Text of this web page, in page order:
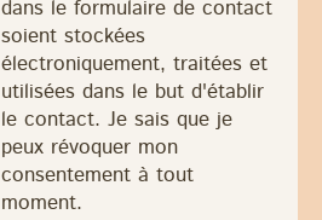
dans le formulaire de contact
soient stockées
électroniquement, traitées et
utilisées dans le but d'établir
le contact. Je sais que je
peux révoquer mon
consentement à tout
moment.